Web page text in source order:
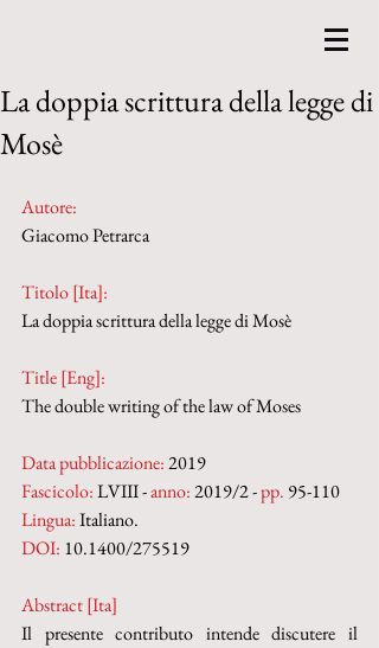
La doppia scrittura della legge di
Mosè
Autore:
Giacomo Petrarca
Titolo [Ita]:
La doppia scrittura della legge di Mosè
Title [Eng]:
The double writing of the law of Moses
Data pubblicazione: 2019
Fascicolo: LVIII - anno: 2019/2 - pp. 95-110
Lingua: Italiano.
DOI: 10.1400/275519
Abstract [Ita]
Il presente contributo intende discutere il